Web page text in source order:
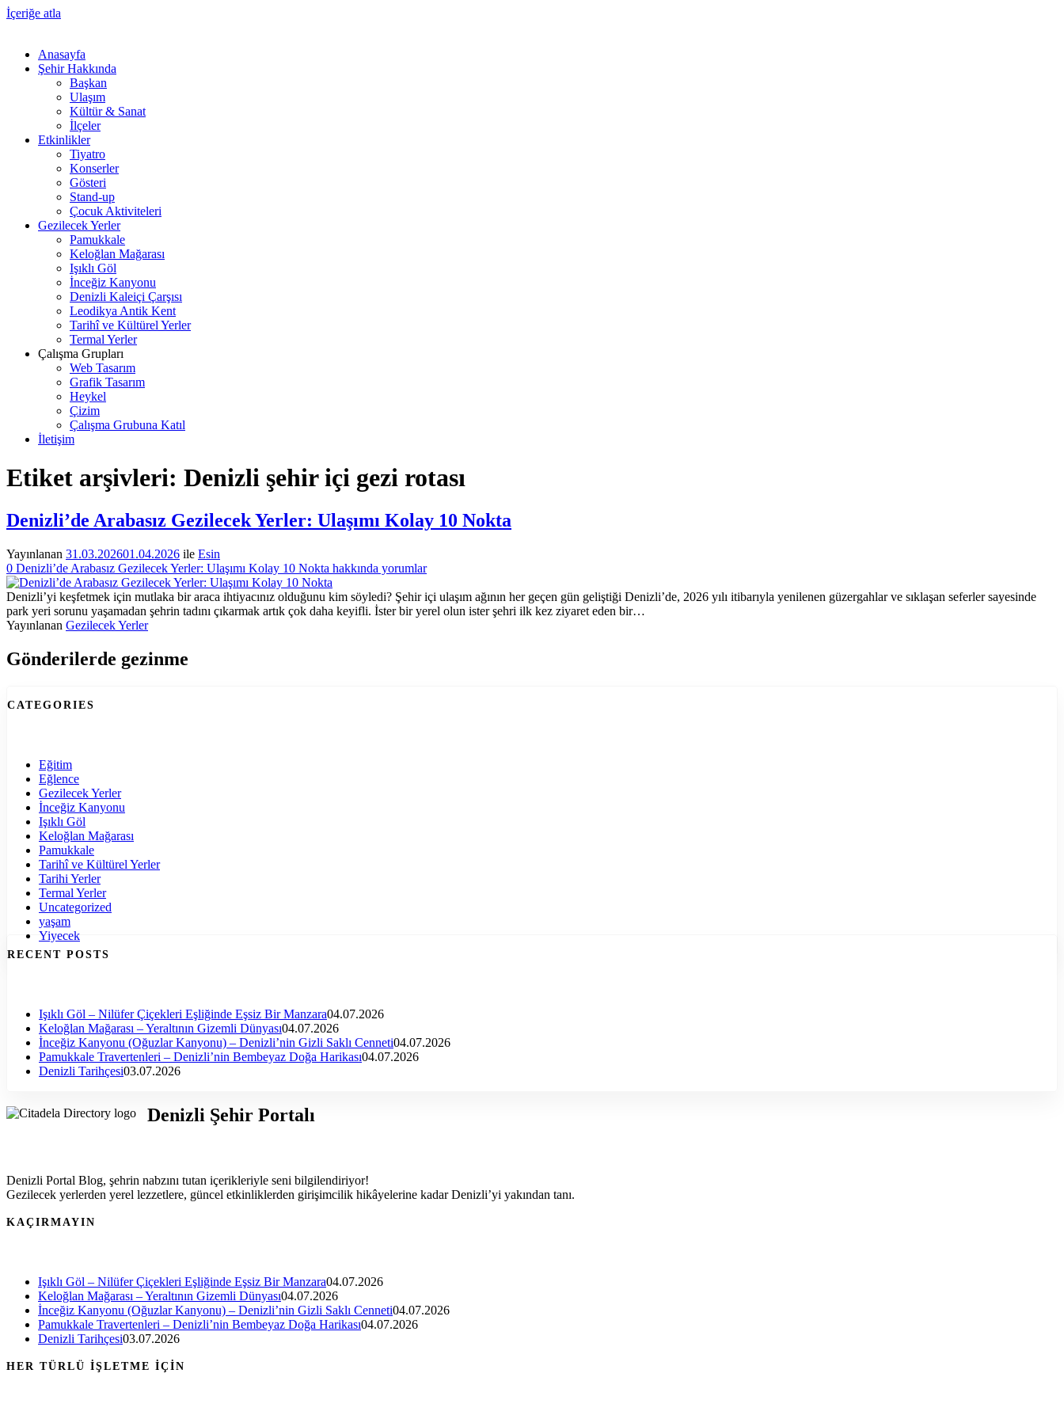
İçeriğe atla
Anasayfa
Şehir Hakkında
Başkan
Ulaşım
Kültür & Sanat
İlçeler
Etkinlikler
Tiyatro
Konserler
Gösteri
Stand-up
Çocuk Aktiviteleri
Gezilecek Yerler
Pamukkale
Keloğlan Mağarası
Işıklı Göl
İnceğiz Kanyonu
Denizli Kaleiçi Çarşısı
Leodikya Antik Kent
Tarihî ve Kültürel Yerler
Termal Yerler
Çalışma Grupları
Web Tasarım
Grafik Tasarım
Heykel
Çizim
Çalışma Grubuna Katıl
İletişim
Etiket arşivleri: Denizli şehir içi gezi rotası
Denizli’de Arabasız Gezilecek Yerler: Ulaşımı Kolay 10 Nokta
Yayınlanan 31.03.202601.04.2026 ile Esin
0 Denizli’de Arabasız Gezilecek Yerler: Ulaşımı Kolay 10 Nokta hakkında yorumlar
Denizli’yi keşfetmek için mutlaka bir araca ihtiyacınız olduğunu kim söyledi? Şehir içi ulaşım ağının her geçen gün geliştiği Denizli’de, 2026 yılı itibarıyla yenilenen güzergahlar ve sıklaşan seferler sayesinde
park yeri sorunu yaşamadan şehrin tadını çıkarmak artık çok daha keyifli. İster bir yerel olun ister şehri ilk kez ziyaret eden bir…
Yayınlanan Gezilecek Yerler
Gönderilerde gezinme
CATEGORIES
Eğitim
Eğlence
Gezilecek Yerler
İnceğiz Kanyonu
Işıklı Göl
Keloğlan Mağarası
Pamukkale
Tarihî ve Kültürel Yerler
Tarihi Yerler
Termal Yerler
Uncategorized
yaşam
Yiyecek
RECENT POSTS
Işıklı Göl – Nilüfer Çiçekleri Eşliğinde Eşsiz Bir Manzara04.07.2026
Keloğlan Mağarası – Yeraltının Gizemli Dünyası04.07.2026
İnceğiz Kanyonu (Oğuzlar Kanyonu) – Denizli’nin Gizli Saklı Cenneti04.07.2026
Pamukkale Travertenleri – Denizli’nin Bembeyaz Doğa Harikası04.07.2026
Denizli Tarihçesi03.07.2026
Denizli Şehir Portalı
Denizli Portal Blog, şehrin nabzını tutan içerikleriyle seni bilgilendiriyor!
Gezilecek yerlerden yerel lezzetlere, güncel etkinliklerden girişimcilik hikâyelerine kadar Denizli’yi yakından tanı.
KAÇIRMAYIN
Işıklı Göl – Nilüfer Çiçekleri Eşliğinde Eşsiz Bir Manzara04.07.2026
Keloğlan Mağarası – Yeraltının Gizemli Dünyası04.07.2026
İnceğiz Kanyonu (Oğuzlar Kanyonu) – Denizli’nin Gizli Saklı Cenneti04.07.2026
Pamukkale Travertenleri – Denizli’nin Bembeyaz Doğa Harikası04.07.2026
Denizli Tarihçesi03.07.2026
HER TÜRLÜ İŞLETME İÇİN